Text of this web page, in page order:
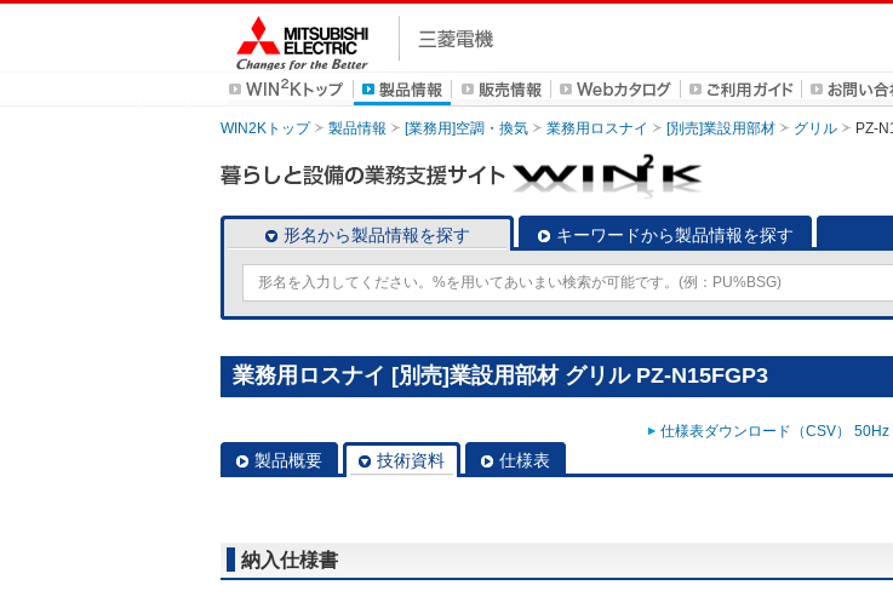
WIN2Kトップ 製品情報 [業務用]空調・換気 業務用ロスナイ [別売]業設用部材 グリル PZ-
形名から製品情報を探す キーワードから製品情報を探す
業務用ロスナイ [別売]業設用部材 グリル PZ-N15FGP3
仕様表ダウンロード（CSV） 50Hz
製品概要 技術資料 仕様表
納入仕様書